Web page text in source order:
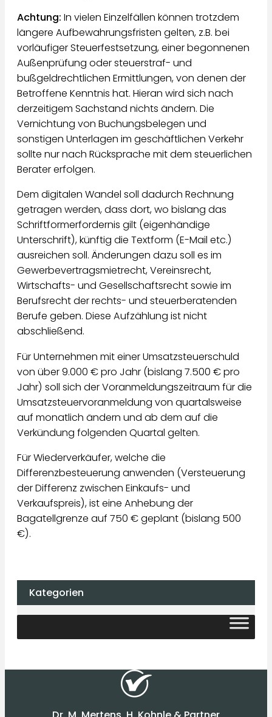
Achtung: In vielen Einzelfällen können trotzdem
längere Aufbewahrungsfristen gelten, z.B. bei
vorläufiger Steuerfestsetzung, einer begonnenen
Außenprüfung oder steuerstraf- und
bußgeldrechtlichen Ermittlungen, von denen der
Betroffene Kenntnis hat. Hieran wird sich nach
derzeitigem Sachstand nichts ändern. Die
Vernichtung von Buchungsbelegen und
sonstigen Unterlagen im geschäftlichen Verkehr
sollte nur nach Rücksprache mit dem steuerlichen
Berater erfolgen.
Dem digitalen Wandel soll dadurch Rechnung
getragen werden, dass dort, wo bislang das
Schriftformerfordernis gilt (eigenhändige
Unterschrift), künftig die Textform (E-Mail etc.)
ausreichen soll. Änderungen dazu soll es im
Gewerbevertragsmietrecht, Vereinsrecht,
Wirtschafts- und Gesellschaftsrecht sowie im
Berufsrecht der rechts- und steuerberatenden
Berufe geben. Diese Aufzählung ist nicht
abschließend.
Für Unternehmen mit einer Umsatzsteuerschuld
von über 9.000 € pro Jahr (bislang 7.500 € pro
Jahr) soll sich der Voranmeldungszeitraum für die
Umsatzsteuervoranmeldung von quartalsweise
auf monatlich ändern und ab dem auf die
Verkündung folgenden Quartal gelten.
Für Wiederverkäufer, welche die
Differenzbesteuerung anwenden (Versteuerung
der Differenz zwischen Einkaufs- und
Verkaufspreis), ist eine Anhebung der
Bagatellgrenze auf 750 € geplant (bislang 500
€).
Kategorien